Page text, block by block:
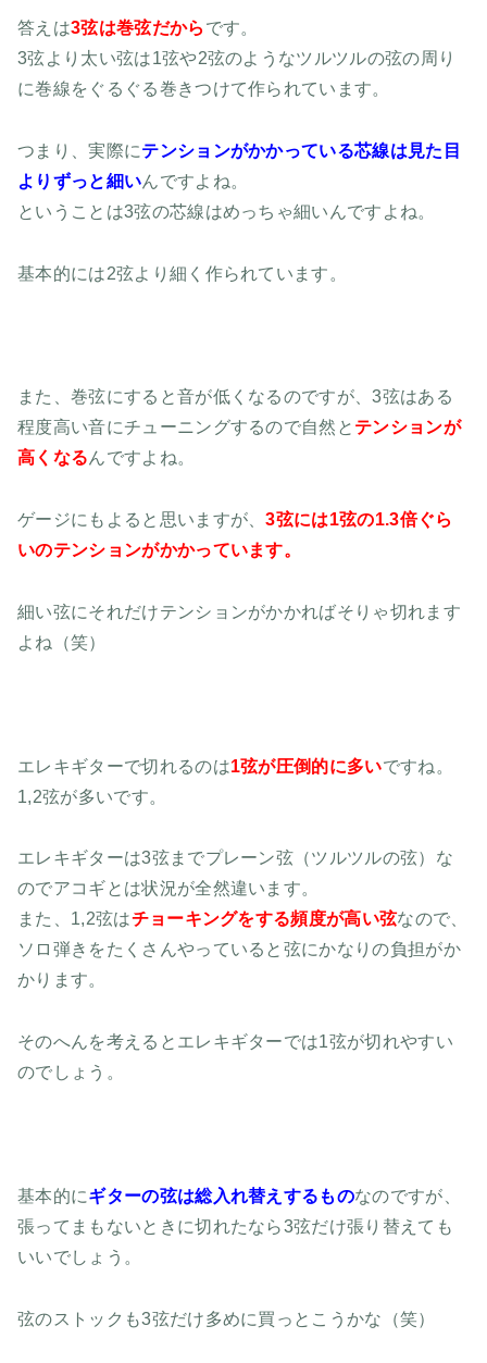
答えは3弦は巻弦だから です。
3弦より太い弦は1弦や2弦のようなツルツルの弦の周り
に巻線をぐるぐる巻きつけて作られています。
つまり、実際にテンションがかかっている芯線は見た目
よりずっと細いんですよね。
ということは3弦の芯線はめっちゃ細いんですよね。
基本的には2弦より細く作られています。
また、巻弦にすると音が低くなるのですが、3弦はある
程度高い音にチューニングするので自然と テンションが
高くなるんですよね。
ゲージにもよると思いますが、3弦には1弦の1.3倍ぐら
いのテンションがかかっています。
細い弦にそれだけテンションがかかればそりゃ切れます
よね（笑）
エレキギターで切れるのは1弦が圧倒的に多いですね。
1,2弦が多いです。
エレキギターは3弦までプレーン弦（ツルツルの弦）な
のでアコギとは状況が全然違います。
また、1,2弦はチョーキングをする頻度が高い弦なので、
ソロ弾きをたくさんやっていると弦にかなりの負担がか
かります。
そのへんを考えるとエレキギターでは1弦が切れやすい
のでしょう。
基本的にギターの弦は総入れ替えするものなのですが、
張ってまもないときに切れたなら3弦だけ張り替えても
いいでしょう。
弦のストックも3弦だけ多めに買っとこうかな（笑）